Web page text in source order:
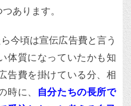
あります。
今頃は宣伝広告費と言う
体質になっていたかも知
告費を掛けている分、相
時に、
自分たちの長所で